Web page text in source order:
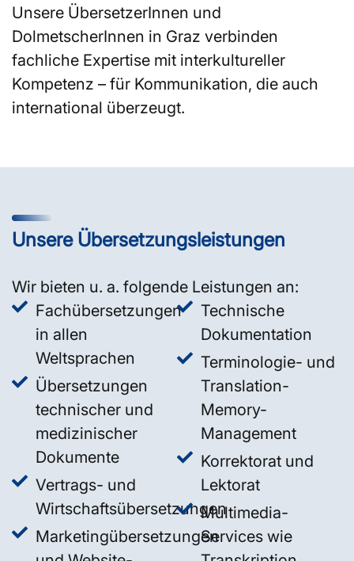
Unsere ÜbersetzerInnen und
DolmetscherInnen in Graz verbinden
fachliche Expertise mit interkultureller
Kompetenz – für Kommunikation, die auch
international überzeugt.
Unsere Übersetzungsleistungen
Wir bieten u. a. folgende Leistungen an:
Fachübersetzungen
in allen
Weltsprachen
Übersetzungen
technischer und
medizinischer
Dokumente
Vertrags- und
Wirtschaftsübersetzungen
Marketingübersetzungen
Technische
Dokumentation
Terminologie- und
Translation-
Memory-
Management
Korrektorat und
Lektorat
Multimedia-
Services wie